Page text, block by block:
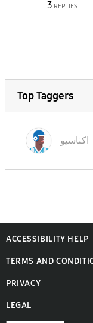
3 REPLIES
Top Taggers
اكناسيو
ACCESSIBILITY HELP
TERMS AND
PRIVACY
LEGAL